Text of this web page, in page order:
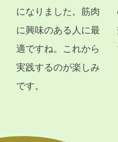
になりました。筋肉
に興味のある人に最
適ですね。これから
実践するのが楽しみ
です。